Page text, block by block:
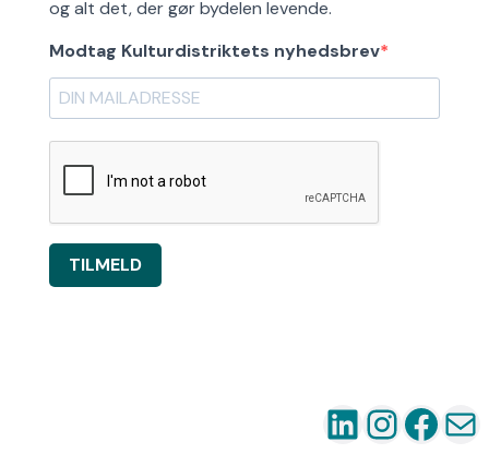
og alt det, der gør bydelen levende.
Modtag Kulturdistriktets nyhedsbrev
TILMELD
LinkedIn